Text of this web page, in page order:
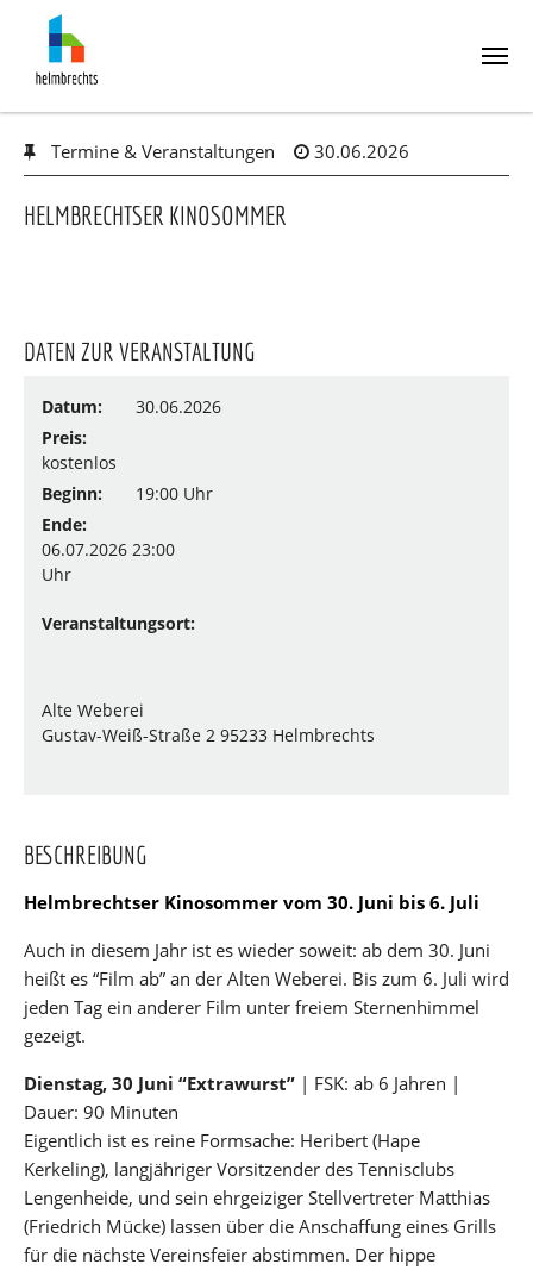
main
content
Termine & Veranstaltungen 30.06.2026
HELMBRECHTSER KINOSOMMER
DATEN ZUR VERANSTALTUNG
Datum:
30.06.2026
Preis:
kostenlos
Beginn:
19:00 Uhr
Ende:
06.07.2026 23:00
Uhr
Veranstaltungsort:
Alte Weberei
Gustav-Weiß-Straße 2 95233 Helmbrechts
BESCHREIBUNG
Helmbrechtser Kinosommer vom 30. Juni bis 6. Juli
Auch in diesem Jahr ist es wieder soweit: ab dem 30. Juni
heißt es “Film ab” an der Alten Weberei. Bis zum 6. Juli wird
jeden Tag ein anderer Film unter freiem Sternenhimmel
gezeigt.
Dienstag, 30 Juni “Extrawurst” | FSK: ab 6 Jahren |
Dauer: 90 Minuten
Eigentlich ist es reine Formsache: Heribert (Hape
Kerkeling), langjähriger Vorsitzender des Tennisclubs
Lengenheide, und sein ehrgeiziger Stellvertreter Matthias
(Friedrich Mücke) lassen über die Anschaffung eines Grills
für die nächste Vereinsfeier abstimmen. Der hippe